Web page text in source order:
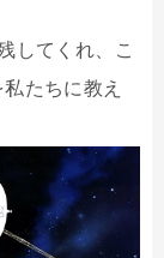
してくれ、こ
たちに教え